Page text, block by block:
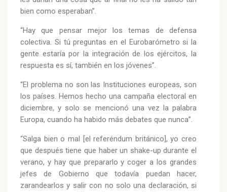
bien como esperaban”.
“Hay que pensar mejor los temas de defensa
colectiva. Si tú preguntas en el Eurobarómetro si la
gente estaría por la integración de los ejércitos, la
respuesta es sí, también en los jóvenes”.
“El problema no son las Instituciones europeas, son
los países. Hemos hecho una campaña electoral en
diciembre, y solo se mencionó una vez la palabra
Europa, cuando ha habido más debates que nunca”.
“Salga bien o mal [el referéndum británico], yo creo
que después tiene que haber un shake-up durante el
verano, y hay que prepararlo y coger a los grandes
jefes de Gobierno que todavía puedan hacer,
zarandearlos y salir con no solo una declaración, si